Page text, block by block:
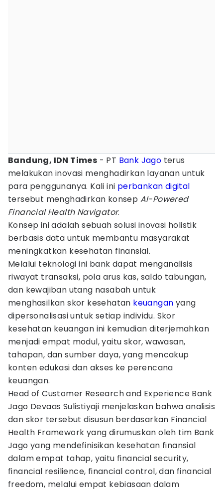
Bandung, IDN Times - PT Bank Jago terus
melakukan inovasi menghadirkan layanan untuk
para penggunanya. Kali ini perbankan digital
tersebut menghadirkan konsep AI-Powered
Financial Health Navigator.
Konsep ini adalah sebuah solusi inovasi holistik
berbasis data untuk membantu masyarakat
meningkatkan kesehatan finansial.
Melalui teknologi ini bank dapat menganalisis
riwayat transaksi, pola arus kas, saldo tabungan,
dan kewajiban utang nasabah untuk
menghasilkan skor kesehatan keuangan yang
dipersonalisasi untuk setiap individu. Skor
kesehatan keuangan ini kemudian diterjemahkan
menjadi empat modul, yaitu skor, wawasan,
tahapan, dan sumber daya, yang mencakup
konten edukasi dan akses ke perencana
keuangan.
Head of Customer Research and Experience Bank
Jago Devaas Sulistiyaji menjelaskan bahwa analisis
dan skor tersebut disusun berdasarkan Financial
Health Framework yang dirumuskan oleh tim Bank
Jago yang mendefinisikan kesehatan finansial
dalam empat tahap, yaitu financial security,
financial resilience, financial control, dan financial
freedom, melalui empat kebiasaan dalam